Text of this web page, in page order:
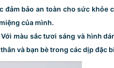
bảo an toàn cho sức khỏe
của mình.
màu sắc tươi sáng và hình
và bạn bè trong các dịp đặc